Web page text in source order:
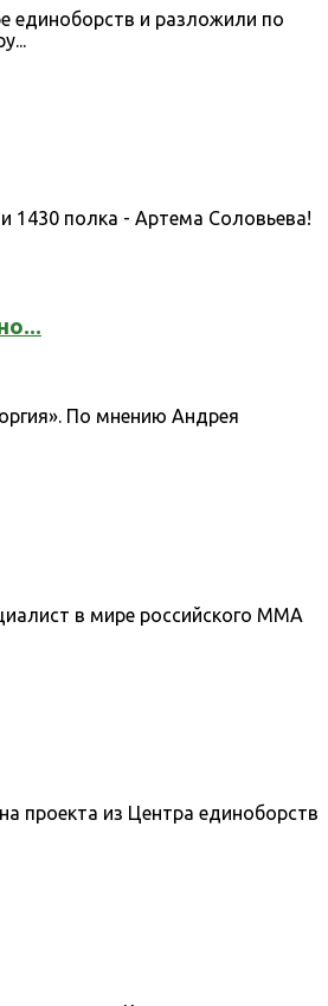
единоборств и разложили по
1430 полка - Артема Соловьева!
По мнению Андрея
в мире российского ММА
проекта из Центра единоборств